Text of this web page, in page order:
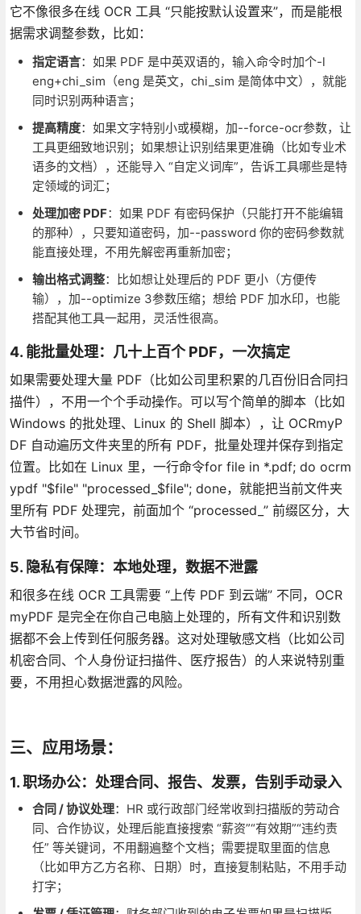
它不像很多在线 OCR 工具 “只能按默认设置来”，而是能根
据需求调整参数，比如：
指定语言：如果 PDF 是中英双语的，输入命令时加个-l
eng+chi_sim（eng 是英文，chi_sim 是简体中文），就能
同时识别两种语言；
提高精度：如果文字特别小或模糊，加--force-ocr参数，让
工具更细致地识别；如果想让识别结果更准确（比如专业术
语多的文档），还能导入 “自定义词库”，告诉工具哪些是特
定领域的词汇；
处理加密 PDF：如果 PDF 有密码保护（只能打开不能编辑
的那种），只要知道密码，加--password 你的密码参数就
能直接处理，不用先解密再重新加密；
输出格式调整：比如想让处理后的 PDF 更小（方便传
输），加--optimize 3参数压缩；想给 PDF 加水印，也能
搭配其他工具一起用，灵活性很高。
4. 能批量处理：几十上百个 PDF，一次搞定
如果需要处理大量 PDF（比如公司里积累的几百份旧合同扫
描件），不用一个个手动操作。可以写个简单的脚本（比如
Windows 的批处理、Linux 的 Shell 脚本），让 OCRmyP
DF 自动遍历文件夹里的所有 PDF，批量处理并保存到指定
位置。比如在 Linux 里，一行命令for file in *.pdf; do ocrm
ypdf "$file" "processed_$file"; done，就能把当前文件夹
里所有 PDF 处理完，前面加个 “processed_” 前缀区分，大
大节省时间。
5. 隐私有保障：本地处理，数据不泄露
和很多在线 OCR 工具需要 “上传 PDF 到云端” 不同，OCR
myPDF 是完全在你自己电脑上处理的，所有文件和识别数
据都不会上传到任何服务器。这对处理敏感文档（比如公司
机密合同、个人身份证扫描件、医疗报告）的人来说特别重
要，不用担心数据泄露的风险。
三、应用场景：
1. 职场办公：处理合同、报告、发票，告别手动录入
合同 / 协议处理：HR 或行政部门经常收到扫描版的劳动合
同、合作协议，处理后能直接搜索 “薪资”“有效期”“违约责
任” 等关键词，不用翻遍整个文档；需要提取里面的信息
（比如甲方乙方名称、日期）时，直接复制粘贴，不用手动
打字；